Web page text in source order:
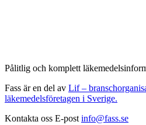
Pålitlig och komplett
Fass är en del av Lif –
läkemedelsföretagen i Sverige.
Kontakta oss E-post info@fass.se